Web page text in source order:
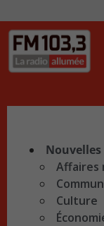
Nouvelles
Affaires
Culture